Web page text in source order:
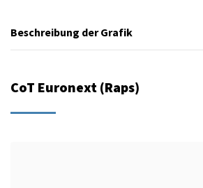
Beschreibung der Grafik
CoT Euronext (Raps)